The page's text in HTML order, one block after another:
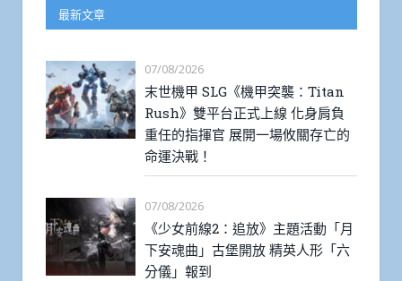
最新文章
07/08/2026
末世機甲 SLG《機甲突襲：Titan
Rush》雙平台正式上線 化身肩負
重任的指揮官 展開一場攸關存亡的
命運決戰！
07/08/2026
《少女前線2：追放》主題活動「月
下安魂曲」古堡開放 精英人形「六
分儀」報到